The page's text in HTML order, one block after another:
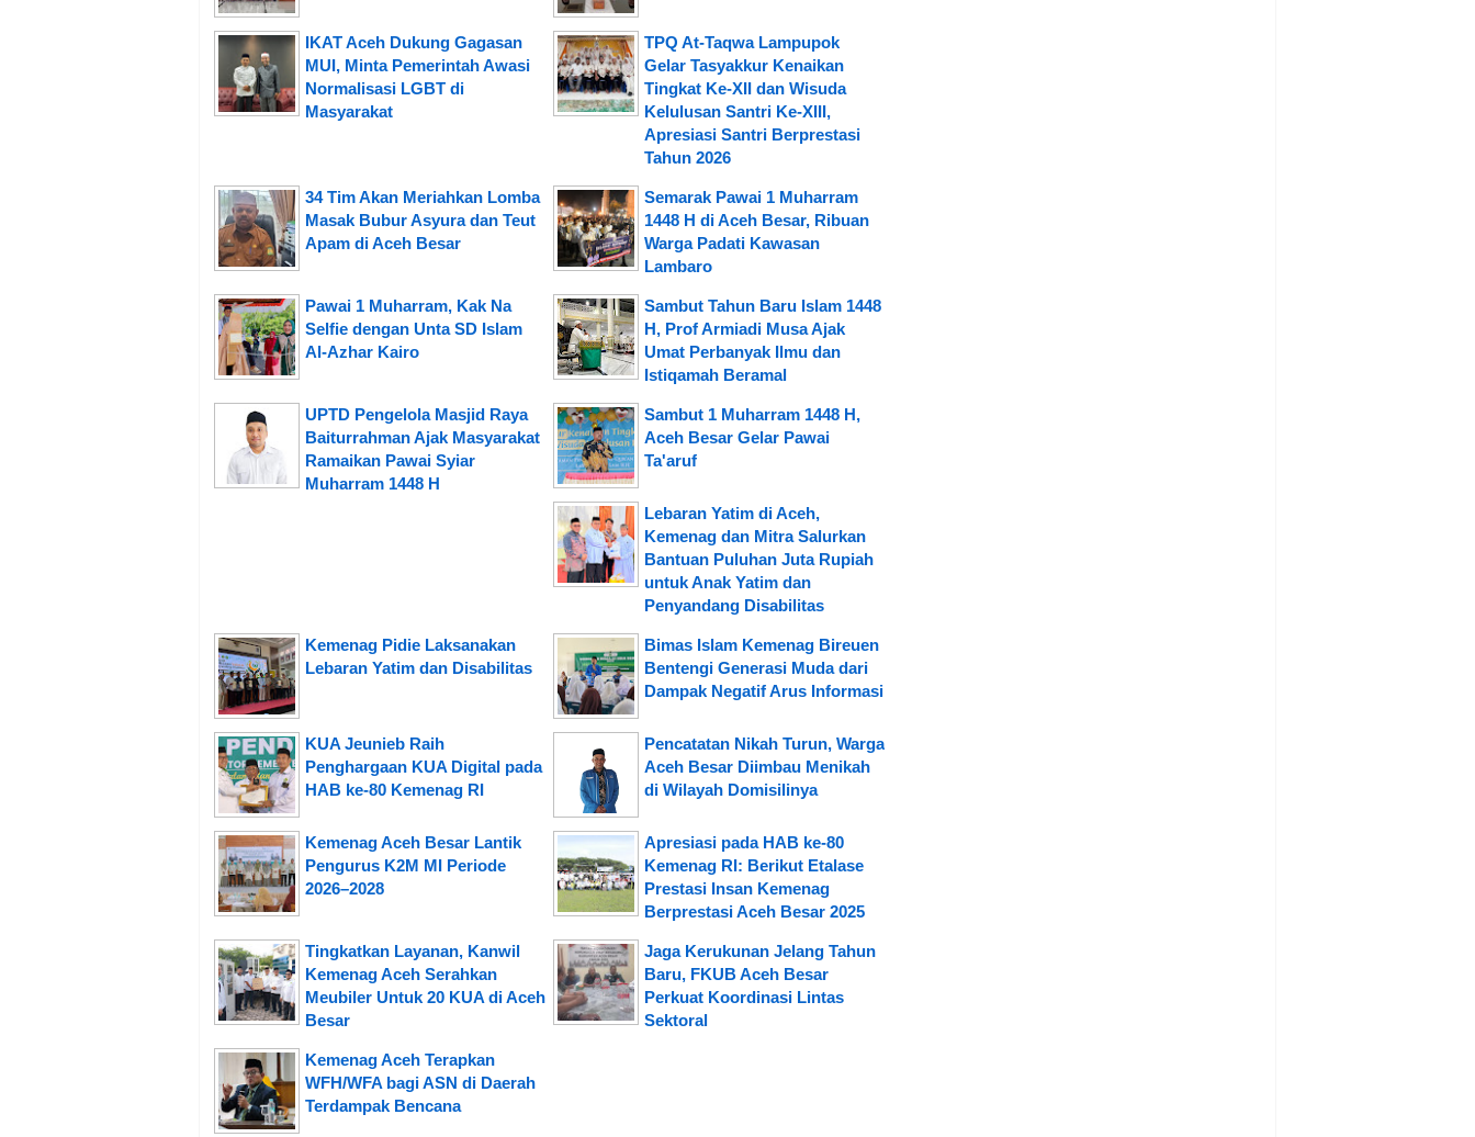
IKAT Aceh Dukung Gagasan
MUI, Minta Pemerintah Awasi
Normalisasi LGBT di
Masyarakat
TPQ At-Taqwa Lampupok
Gelar Tasyakkur Kenaikan
Tingkat Ke-XII dan Wisuda
Kelulusan Santri Ke-XIII,
Apresiasi Santri Berprestasi
Tahun 2026
34 Tim Akan Meriahkan Lomba
Masak Bubur Asyura dan Teut
Apam di Aceh Besar
Semarak Pawai 1 Muharram
1448 H di Aceh Besar, Ribuan
Warga Padati Kawasan
Lambaro
Pawai 1 Muharram, Kak Na
Selfie dengan Unta SD Islam
Al-Azhar Kairo
Sambut Tahun Baru Islam 1448
H, Prof Armiadi Musa Ajak
Umat Perbanyak Ilmu dan
Istiqamah Beramal
UPTD Pengelola Masjid Raya
Baiturrahman Ajak Masyarakat
Ramaikan Pawai Syiar
Muharram 1448 H
Sambut 1 Muharram 1448 H,
Aceh Besar Gelar Pawai
Ta'aruf
Lebaran Yatim di Aceh,
Kemenag dan Mitra Salurkan
Bantuan Puluhan Juta Rupiah
untuk Anak Yatim dan
Penyandang Disabilitas
Kemenag Pidie Laksanakan
Lebaran Yatim dan Disabilitas
Bimas Islam Kemenag Bireuen
Bentengi Generasi Muda dari
Dampak Negatif Arus Informasi
KUA Jeunieb Raih
Penghargaan KUA Digital pada
HAB ke-80 Kemenag RI
Pencatatan Nikah Turun, Warga
Aceh Besar Diimbau Menikah
di Wilayah Domisilinya
Kemenag Aceh Besar Lantik
Pengurus K2M MI Periode
2026–2028
Apresiasi pada HAB ke-80
Kemenag RI: Berikut Etalase
Prestasi Insan Kemenag
Berprestasi Aceh Besar 2025
Tingkatkan Layanan, Kanwil
Kemenag Aceh Serahkan
Meubiler Untuk 20 KUA di Aceh
Besar
Jaga Kerukunan Jelang Tahun
Baru, FKUB Aceh Besar
Perkuat Koordinasi Lintas
Sektoral
Kemenag Aceh Terapkan
WFH/WFA bagi ASN di Daerah
Terdampak Bencana